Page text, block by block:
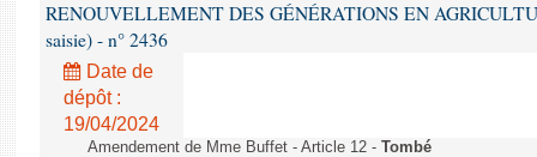
RENOUVELLEMENT DES GÉNÉRATIONS EN
saisie) - n° 2436
Date de
dépôt :
19/04/2024
Amendement de Mme Buffet - Article 12 - Tombé